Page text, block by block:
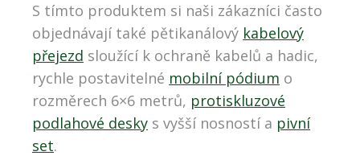
S tímto produktem si naši zákazníci často
objednávají také pětikanálový kabelový
přejezd sloužící k ochraně kabelů a hadic,
rychle postavitelné mobilní pódium o
rozměrech 6×6 metrů, protiskluzové
podlahové desky s vyšší nosností a pivní
set.